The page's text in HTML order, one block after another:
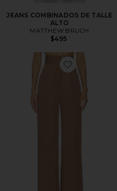
JEANS COMBINADOS DE TALLE
ALTO
MATTHEW BRUCH
$495
Favorite